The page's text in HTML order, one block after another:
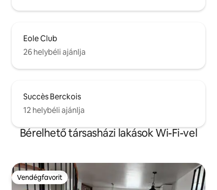
Eole Club
26 helybéli ajánlja
Succès Berckois
12 helybéli ajánlja
Bérelhető társasházi lakások Wi-Fi-vel
Vendégfavorit
Vendégfavorit